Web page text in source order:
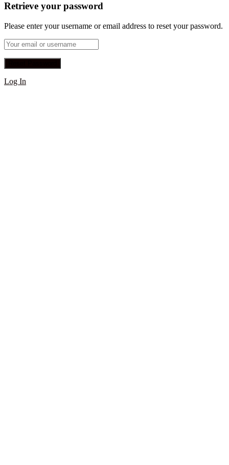
Retrieve your password
Please enter your username or email address to reset your password.
Log In